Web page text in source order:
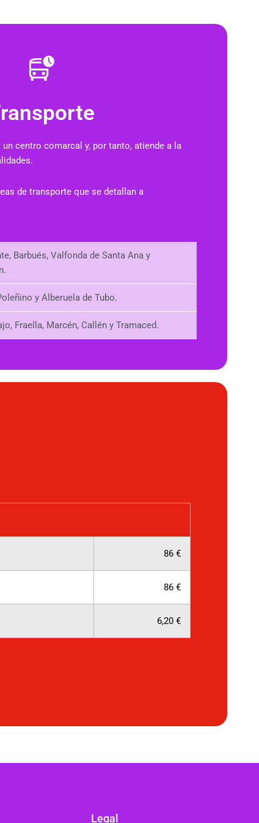
centro comarcal y, por tanto, atiende a la
de transporte que se detallan a
Barbués, Valfonda de Santa Ana y
y Alberuela de Tubo.
Fraella, Marcén, Callén y Tramaced.
86 €
86 €
6,20 €
Legal